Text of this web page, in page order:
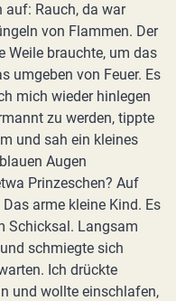
auf: Rauch, da war
von Flammen. Der
Weile brauchte, um das
umgeben von Feuer. Es
mich wieder hinlegen
zu werden, tippte
und sah ein kleines
Augen
Prinzeschen? Auf
arme kleine Kind. Es
Schicksal. Langsam
schmiegte sich
Ich drückte
und wollte einschlafen,